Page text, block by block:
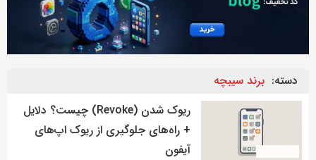
دسته: برند سیبچه
ریوک شدن (Revoke) چیست؟ دلایل
+ راه‌های جلوگیری از ریوک اپ‌های
آیفون